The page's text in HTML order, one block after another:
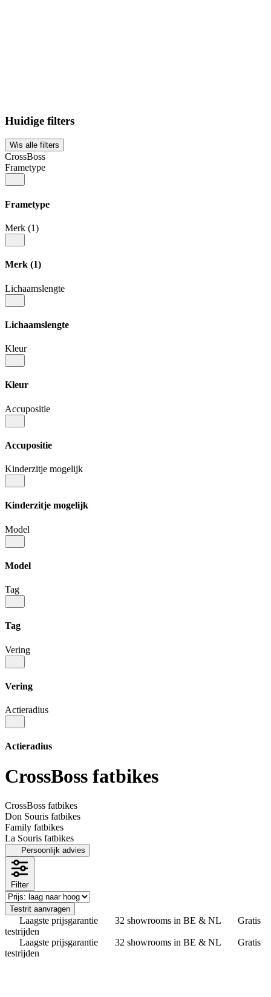
Huidige filters
Wis alle filters
CrossBoss
Frametype
Frametype
Merk (1)
Merk (1)
Lichaamslengte
Lichaamslengte
Kleur
Kleur
Accupositie
Accupositie
Kinderzitje mogelijk
Kinderzitje mogelijk
Model
Model
Tag
Tag
Vering
Vering
Actieradius
Actieradius
CrossBoss fatbikes
CrossBoss fatbikes
Don Souris fatbikes
Family fatbikes
La Souris fatbikes
Persoonlijk advies
Filter
Testrit aanvragen
Laagste prijsgarantie 32 showrooms in BE & NL
Gratis
testrijden
Laagste prijsgarantie
32 showrooms in BE & NL
Gratis
testrijden